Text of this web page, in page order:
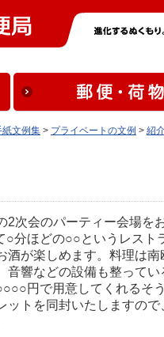
紙文例集 > プライベートの文例 > 紹
2次会のパーティー会場を
分ほどの○○というレスト
酒が楽しめます。料理は
響などの設備も整って
円で用意してくれるそ
トを同封いたしますので